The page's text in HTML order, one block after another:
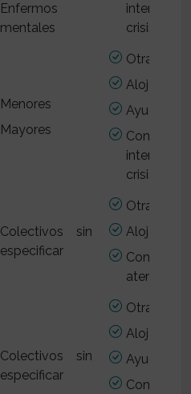
Enfermos
mentales
crisis
Menores
Mayores
Otras
Ayuda a
crisis
Colectivos sin
especificar
Otras
atención
Colectivos sin
especificar
Otras
Ayuda a